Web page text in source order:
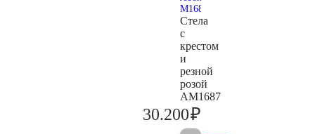
Стела
с
крестом
и
резной
розой
AM1687
30.200₽